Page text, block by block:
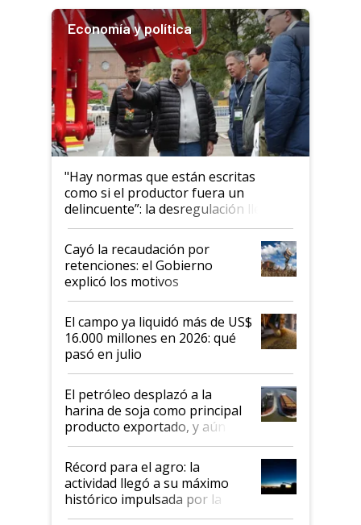
Economía y política
"Hay normas que están escritas
como si el productor fuera un
delincuente”: la desregulación llegó
al Congreso Aapresid y hasta se
habló del financiamiento al IPCVA
Cayó la recaudación por
retenciones: el Gobierno
explicó los motivos
El campo ya liquidó más de US$
16.000 millones en 2026: qué
pasó en julio
El petróleo desplazó a la
harina de soja como principal
producto exportado, y aún así
el agro aportó casi seis de cada
diez dólares y sostuvo el
liderazgo en un semestre
récord
Récord para el agro: la
actividad llegó a su máximo
histórico impulsada por la
cosecha y las exportaciones